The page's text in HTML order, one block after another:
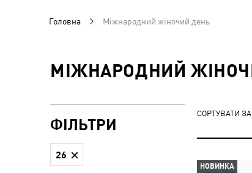
Головна Міжнародний жіночий день
МІЖНАРОДНИЙ
СОРТУВАТИ
НОВИНКА
ФІЛЬТРИ
26